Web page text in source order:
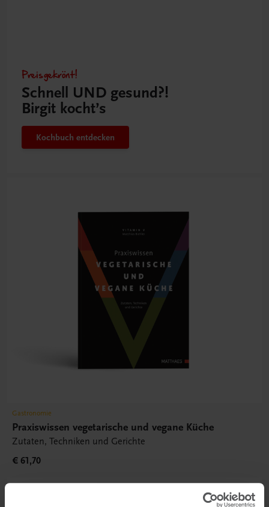
Preisgekrönt!
Schnell UND gesund?!
Birgit kocht’s
Kochbuch entdecken
Gastronomie
Praxiswissen vegetarische und vegane Küche
Zutaten, Techniken und Gerichte
€ 61,70